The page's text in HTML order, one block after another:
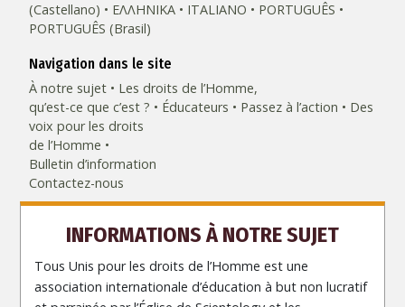
(Castellano)
ΕΛΛΗΝΙΚA ITALIANO
PORTUGUÊS
PORTUGUÊS (Brasil)‎
Navigation dans le site
À notre sujet
Les droits de l’Homme,
qu’est-ce que c’est ?
Éducateurs Passez à l’action
Des
voix pour les droits
de l’Homme
Bulletin d’information
Contactez-nous
INFORMATIONS À NOTRE SUJET
Tous Unis pour les droits de l’Homme est une
association internationale d’éducation à but non lucratif